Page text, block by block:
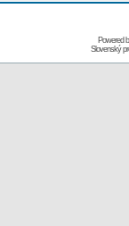
Powered
Slovenský